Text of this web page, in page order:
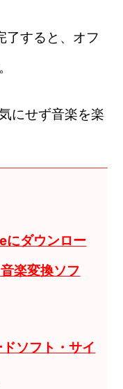
了すると、オフ
にせず音楽を楽
にダウンロー
楽変換ソフ
ソフト・サイ